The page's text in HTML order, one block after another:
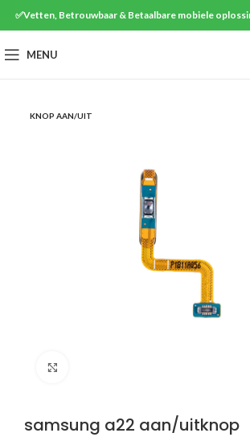
✅Vetten, Betrouwbaar & Betaalbare mobiele
MENU
KNOP AAN/UIT
samsung a22 aan/uitknop